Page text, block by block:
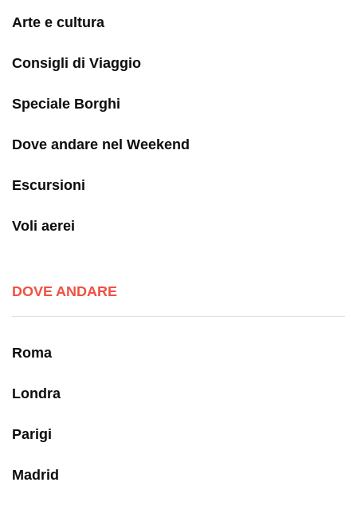
Arte e cultura
Consigli di Viaggio
Speciale Borghi
Dove andare nel Weekend
Escursioni
Voli aerei
DOVE ANDARE
Roma
Londra
Parigi
Madrid